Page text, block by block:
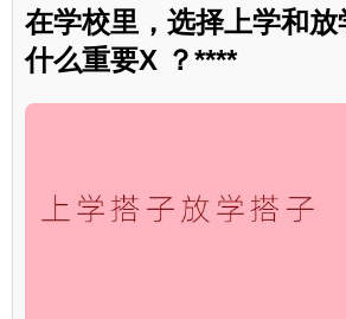
在学校里，选择上学和
什么重要X ？****